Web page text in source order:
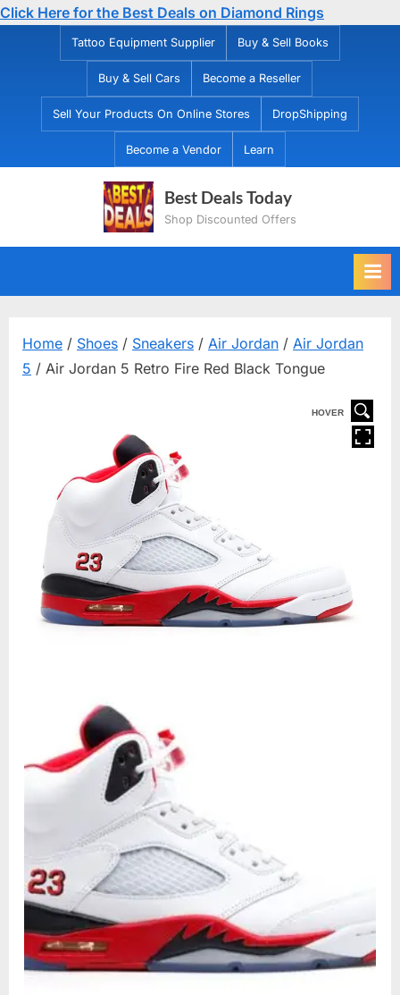
Click Here for the Best Deals on Diamond Rings
Tattoo Equipment Supplier Buy & Sell Books
Buy & Sell Cars Become a Reseller
Sell Your Products On Online Stores DropShipping
Become a Vendor Learn
Best Deals Today
Shop Discounted Offers
Home / Shoes / Sneakers / Air Jordan / Air Jordan
5 / Air Jordan 5 Retro Fire Red Black Tongue
HOVER